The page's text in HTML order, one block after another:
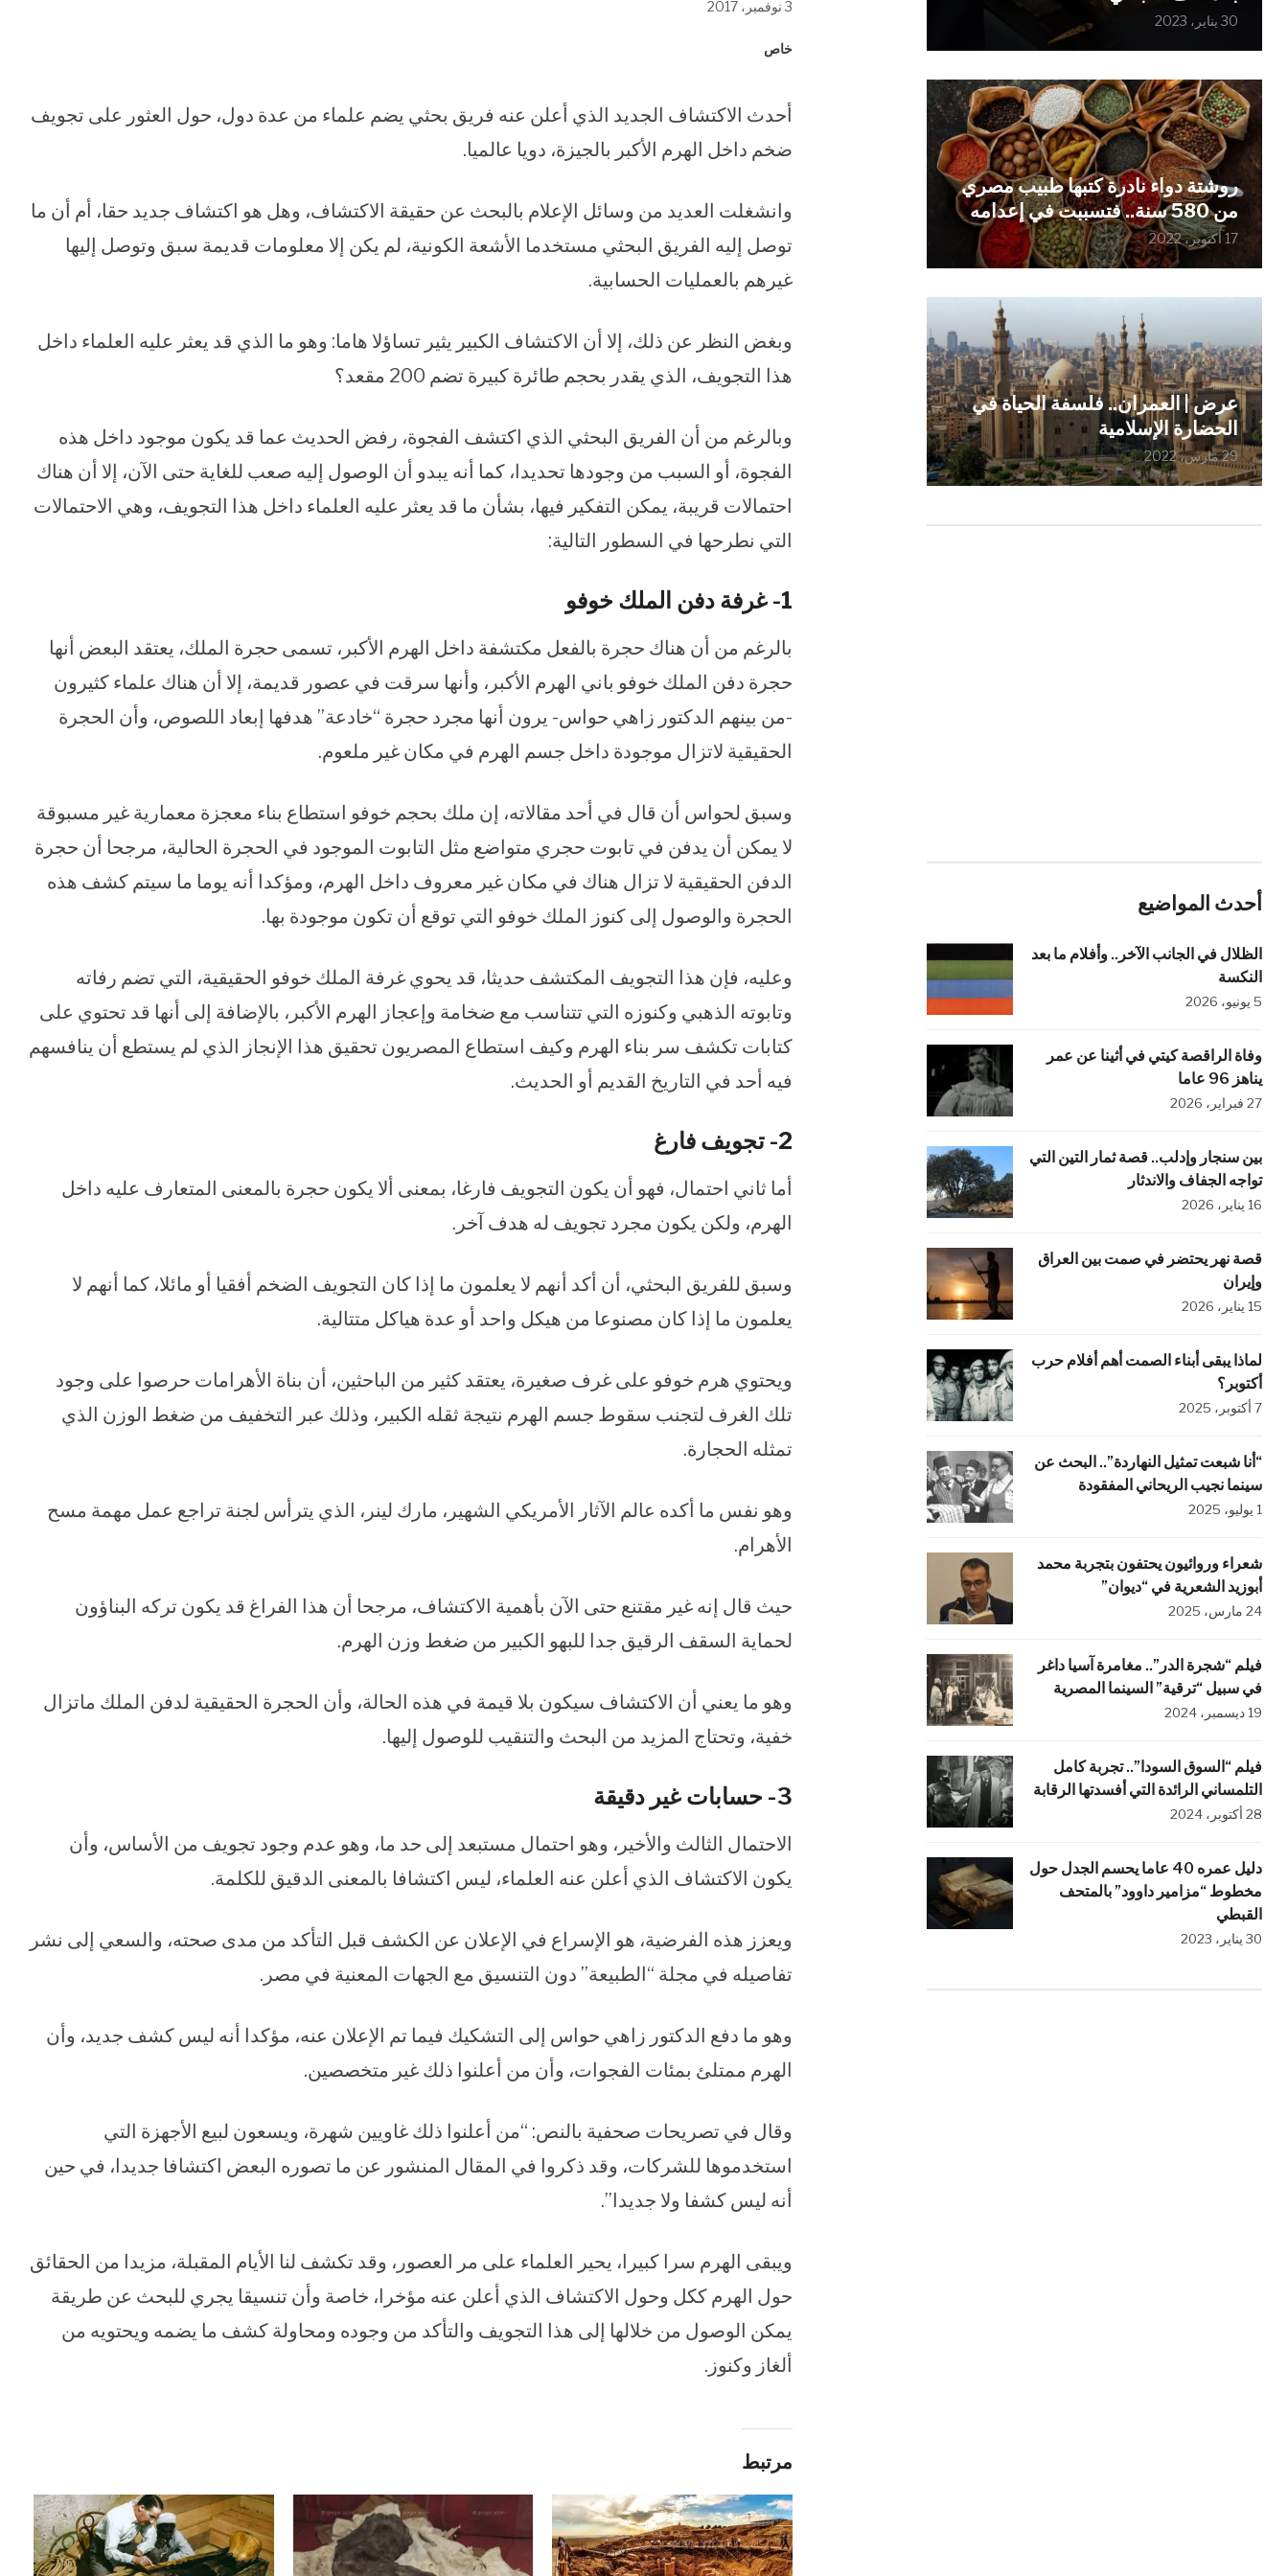
في
نافذة
في 3 نوفمبر، 2017
خاص
أحدث الاكتشاف الجديد الذي أعلن عنه فريق بحثي يضم علماء من عدة دول، حول العثور على تجويف
ضخم داخل الهرم الأكبر بالجيزة، دويا عالميا.
وانشغلت العديد من وسائل الإعلام بالبحث عن حقيقة الاكتشاف، وهل هو اكتشاف جديد حقا، أم أن ما
توصل إليه الفريق البحثي مستخدما الأشعة الكونية، لم يكن إلا معلومات قديمة سبق وتوصل إليها
غيرهم بالعمليات الحسابية.
وبغض النظر عن ذلك، إلا أن الاكتشاف الكبير يثير تساؤلا هاما: وهو ما الذي قد يعثر عليه العلماء داخل
هذا التجويف، الذي يقدر بحجم طائرة كبيرة تضم 200 مقعد؟
وبالرغم من أن الفريق البحثي الذي اكتشف الفجوة، رفض الحديث عما قد يكون موجود داخل هذه
الفجوة، أو السبب من وجودها تحديدا، كما أنه يبدو أن الوصول إليه صعب للغاية حتى الآن، إلا أن هناك
احتمالات قريبة، يمكن التفكير فيها، بشأن ما قد يعثر عليه العلماء داخل هذا التجويف، وهي الاحتمالات
التي نطرحها في السطور التالية:
1- غرفة دفن الملك خوفو
بالرغم من أن هناك حجرة بالفعل مكتشفة داخل الهرم الأكبر، تسمى حجرة الملك، يعتقد البعض أنها
حجرة دفن الملك خوفو باني الهرم الأكبر، وأنها سرقت في عصور قديمة، إلا أن هناك علماء كثيرون
-من بينهم الدكتور زاهي حواس- يرون أنها مجرد حجرة “خادعة” هدفها إبعاد اللصوص، وأن الحجرة
الحقيقية لاتزال موجودة داخل جسم الهرم في مكان غير ملعوم.
وسبق لحواس أن قال في أحد مقالاته، إن ملك بحجم خوفو استطاع بناء معجزة معمارية غير مسبوقة
لا يمكن أن يدفن في تابوت حجري متواضع مثل التابوت الموجود في الحجرة الحالية، مرجحا أن حجرة
الدفن الحقيقية لا تزال هناك في مكان غير معروف داخل الهرم، ومؤكدا أنه يوما ما سيتم كشف هذه
الحجرة والوصول إلى كنوز الملك خوفو التي توقع أن تكون موجودة بها.
وعليه، فإن هذا التجويف المكتشف حديثا، قد يحوي غرفة الملك خوفو الحقيقية، التي تضم رفاته
وتابوته الذهبي وكنوزه التي تتناسب مع ضخامة وإعجاز الهرم الأكبر، بالإضافة إلى أنها قد تحتوي على
كتابات تكشف سر بناء الهرم وكيف استطاع المصريون تحقيق هذا الإنجاز الذي لم يستطع أن ينافسهم
فيه أحد في التاريخ القديم أو الحديث.
2- تجويف فارغ
أما ثاني احتمال، فهو أن يكون التجويف فارغا، بمعنى ألا يكون حجرة بالمعنى المتعارف عليه داخل
الهرم، ولكن يكون مجرد تجويف له هدف آخر.
وسبق للفريق البحثي، أن أكد أنهم لا يعلمون ما إذا كان التجويف الضخم أفقيا أو مائلا، كما أنهم لا
يعلمون ما إذا كان مصنوعا من هيكل واحد أو عدة هياكل متتالية.
ويحتوي هرم خوفو على غرف صغيرة، يعتقد كثير من الباحثين، أن بناة الأهرامات حرصوا على وجود
تلك الغرف لتجنب سقوط جسم الهرم نتيجة ثقله الكبير، وذلك عبر التخفيف من ضغط الوزن الذي
تمثله الحجارة.
وهو نفس ما أكده عالم الآثار الأمريكي الشهير، مارك لينر، الذي يترأس لجنة تراجع عمل مهمة مسح
الأهرام.
حيث قال إنه غير مقتنع حتى الآن بأهمية الاكتشاف، مرجحا أن هذا الفراغ قد يكون تركه البناؤون
لحماية السقف الرقيق جدا للبهو الكبير من ضغط وزن الهرم.
وهو ما يعني أن الاكتشاف سيكون بلا قيمة في هذه الحالة، وأن الحجرة الحقيقية لدفن الملك ماتزال
خفية، وتحتاج المزيد من البحث والتنقيب للوصول إليها.
3- حسابات غير دقيقة
الاحتمال الثالث والأخير، وهو احتمال مستبعد إلى حد ما، وهو عدم وجود تجويف من الأساس، وأن
يكون الاكتشاف الذي أعلن عنه العلماء، ليس اكتشافا بالمعنى الدقيق للكلمة.
ويعزز هذه الفرضية، هو الإسراع في الإعلان عن الكشف قبل التأكد من مدى صحته، والسعي إلى نشر
تفاصيله في مجلة “الطبيعة” دون التنسيق مع الجهات المعنية في مصر.
وهو ما دفع الدكتور زاهي حواس إلى التشكيك فيما تم الإعلان عنه، مؤكدا أنه ليس كشف جديد، وأن
الهرم ممتلئ بمئات الفجوات، وأن من أعلنوا ذلك غير متخصصين.
وقال في تصريحات صحفية بالنص: “من أعلنوا ذلك غاويين شهرة، ويسعون لبيع الأجهزة التي
استخدموها للشركات، وقد ذكروا في المقال المنشور عن ما تصوره البعض اكتشافا جديدا، في حين
أنه ليس كشفا ولا جديدا”.
ويبقى الهرم سرا كبيرا، يحير العلماء على مر العصور، وقد تكشف لنا الأيام المقبلة، مزيدا من الحقائق
حول الهرم ككل وحول الاكتشاف الذي أعلن عنه مؤخرا، خاصة وأن تنسيقا يجري للبحث عن طريقة
يمكن الوصول من خلالها إلى هذا التجويف والتأكد من وجوده ومحاولة كشف ما يضمه ويحتويه من
ألغاز وكنوز.
مرتبط
30 يناير، 2023
روشتة دواء نادرة كتبها طبيب مصري
من 580 سنة.. فتسببت في إعدامه
17 أكتوبر، 2022
عرض | العمران.. فلسفة الحياة في
الحضارة الإسلامية
29 مارس، 2022
أحدث المواضيع
الظلال في الجانب الآخر.. وأفلام ما بعد
النكسة
5 يونيو، 2026
وفاة الراقصة كيتي في أثينا عن عمر
يناهز 96 عاما
27 فبراير، 2026
بين سنجار وإدلب.. قصة ثمار التين التي
تواجه الجفاف والاندثار
16 يناير، 2026
قصة نهر يحتضر في صمت بين العراق
وإيران
15 يناير، 2026
لماذا يبقى أبناء الصمت أهم أفلام حرب
أكتوبر؟
7 أكتوبر، 2025
“أنا شبعت تمثيل النهاردة”.. البحث عن
سينما نجيب الريحاني المفقودة
1 يوليو، 2025
شعراء وروائيون يحتفون بتجربة محمد
أبوزيد الشعرية في “ديوان”
24 مارس، 2025
فيلم “شجرة الدر”.. مغامرة آسيا داغر
في سبيل “ترقية” السينما المصرية
19 ديسمبر، 2024
فيلم “السوق السودا”.. تجربة كامل
التلمساني الرائدة التي أفسدتها الرقابة
28 أكتوبر، 2024
دليل عمره 40 عاما يحسم الجدل حول
مخطوط “مزامير داوود” بالمتحف
القبطي
30 يناير، 2023